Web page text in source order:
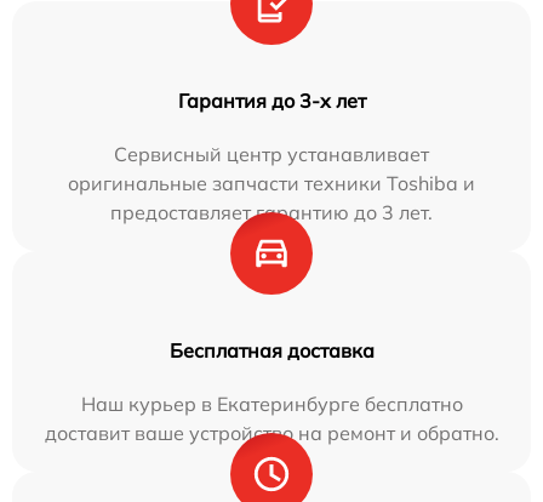
Гарантия до 3-х лет
Сервисный центр устанавливает
оригинальные запчасти техники Toshiba и
предоставляет гарантию до 3 лет.
Бесплатная доставка
Наш курьер в Екатеринбурге бесплатно
доставит ваше устройство на ремонт и обратно.